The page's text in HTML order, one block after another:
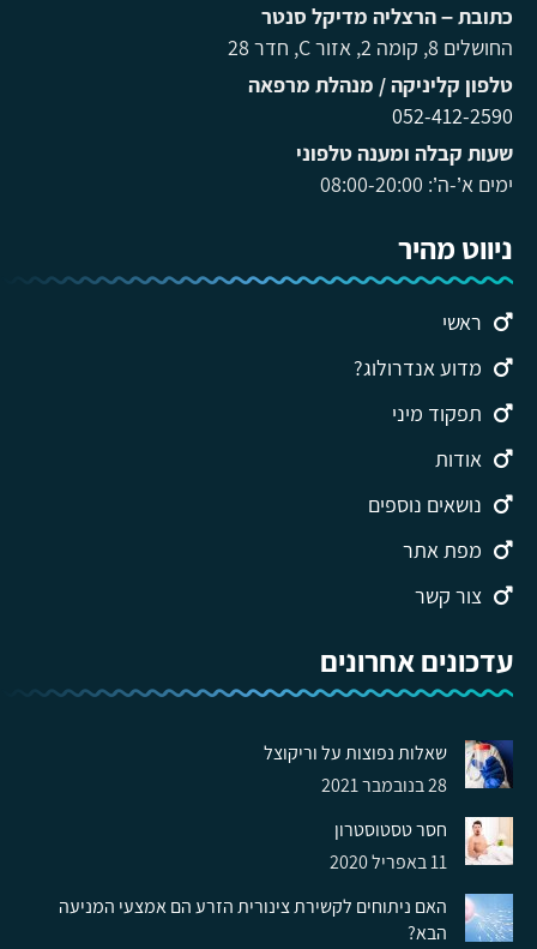
כתובת – הרצליה מדיקל סנטר
החושלים 8, קומה 2, אזור C, חדר 28
טלפון קליניקה / מנהלת מרפאה
052-412-2590
שעות קבלה ומענה טלפוני
ימים א’-ה’: 08:00-20:00
ניווט מהיר
ראשי
מדוע אנדרולוג?
תפקוד מיני
אודות
נושאים נוספים
מפת אתר
צור קשר
עדכונים אחרונים
שאלות נפוצות על וריקוצל
28 בנובמבר 2021
חסר טסטוסטרון
11 באפריל 2020
האם ניתוחים לקשירת צינורית הזרע הם אמצעי המניעה
הבא?